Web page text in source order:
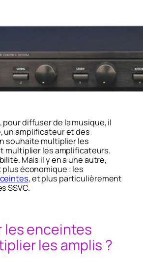
diffuser de la musique, il
un amplificateur et des
souhaite multiplier les
multiplier les amplificateurs.
Mais il y en a une autre,
économique : les
, et plus particulièrement
SSVC.
les enceintes
les amplis ?